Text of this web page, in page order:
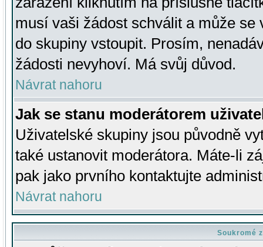
musí vaši žádost schválit a může se
do skupiny vstoupit. Prosím,
žádosti nevyhoví. Má svůj důvod.
Návrat nahoru
Jak se stanu moderátorem
Uživatelské skupiny jsou původně
také ustanovit moderátora. Máte-li
pak jako prvního kontaktujte
Návrat nahoru
Soukromé